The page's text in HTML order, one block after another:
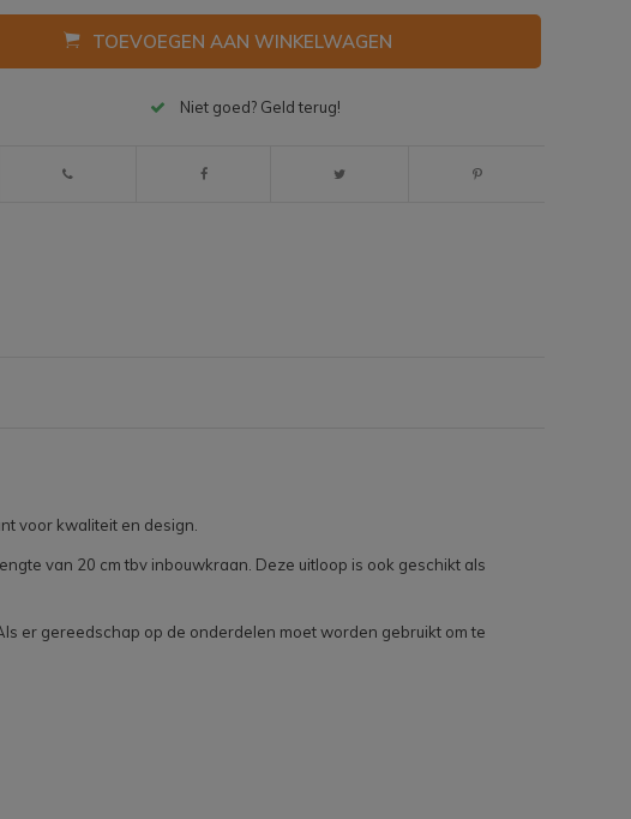
TOEVOEGEN AAN WINKELWAGEN
Niet goed? Geld terug!
voor kwaliteit en design.
van 20 cm tbv inbouwkraan. Deze uitloop is ook geschikt als
er gereedschap op de onderdelen moet worden gebruikt om te